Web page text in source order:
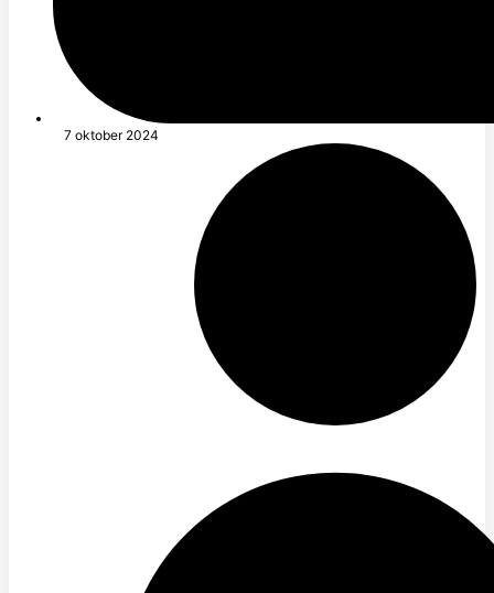
7 oktober 2024